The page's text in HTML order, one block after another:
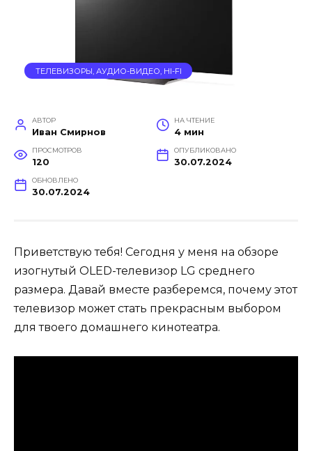
ТЕЛЕВИЗОРЫ, АУДИО-ВИДЕО, HI-FI
АВТОР
Иван Смирнов
НА ЧТЕНИЕ
4 мин
ПРОСМОТРОВ
120
ОПУБЛИКОВАНО
30.07.2024
ОБНОВЛЕНО
30.07.2024
Приветствую тебя! Сегодня у меня на обзоре
изогнутый OLED-телевизор LG среднего
размера. Давай вместе разберемся, почему этот
телевизор может стать прекрасным выбором
для твоего домашнего кинотеатра.